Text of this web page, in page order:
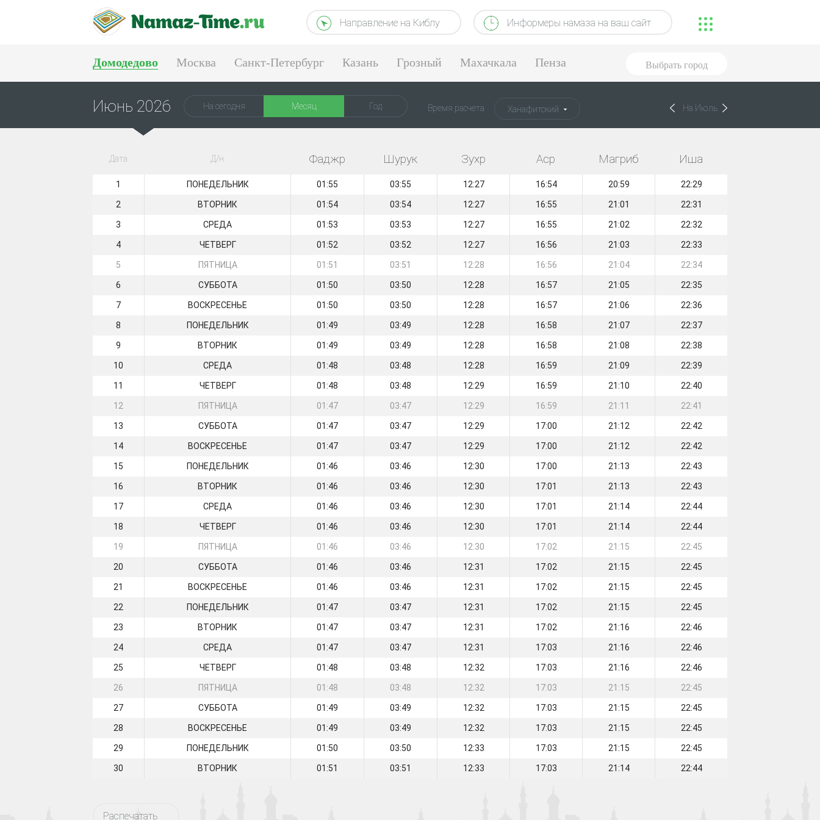
Информеры намаза на ваш сайт
Направление на Киблу
Домодедово Москва Санкт-Петербург Казань Грозный Махачкала Пенза Выбрать город
Июнь 2026 На сегодня Месяц Год Время расчета Ханафитский На Июль
Дата Д/н Фаджр Шурук Зухр Аср Магриб Иша
1 ПОНЕДЕЛЬНИК 01:55 03:55 12:27 16:54 20:59 22:29
2 ВТОРНИК 01:54 03:54 12:27 16:55 21:01 22:31
3 СРЕДА 01:53 03:53 12:27 16:55 21:02 22:32
4 ЧЕТВЕРГ 01:52 03:52 12:27 16:56 21:03 22:33
5 ПЯТНИЦА 01:51 03:51 12:28 16:56 21:04 22:34
6 СУББОТА 01:50 03:50 12:28 16:57 21:05 22:35
7 ВОСКРЕСЕНЬЕ 01:50 03:50 12:28 16:57 21:06 22:36
8 ПОНЕДЕЛЬНИК 01:49 03:49 12:28 16:58 21:07 22:37
9 ВТОРНИК 01:49 03:49 12:28 16:58 21:08 22:38
10 СРЕДА 01:48 03:48 12:28 16:59 21:09 22:39
11 ЧЕТВЕРГ 01:48 03:48 12:29 16:59 21:10 22:40
12 ПЯТНИЦА 01:47 03:47 12:29 16:59 21:11 22:41
13 СУББОТА 01:47 03:47 12:29 17:00 21:12 22:42
14 ВОСКРЕСЕНЬЕ 01:47 03:47 12:29 17:00 21:12 22:42
15 ПОНЕДЕЛЬНИК 01:46 03:46 12:30 17:00 21:13 22:43
16 ВТОРНИК 01:46 03:46 12:30 17:01 21:13 22:43
17 СРЕДА 01:46 03:46 12:30 17:01 21:14 22:44
18 ЧЕТВЕРГ 01:46 03:46 12:30 17:01 21:14 22:44
19 ПЯТНИЦА 01:46 03:46 12:30 17:02 21:15 22:45
20 СУББОТА 01:46 03:46 12:31 17:02 21:15 22:45
21 ВОСКРЕСЕНЬЕ 01:46 03:46 12:31 17:02 21:15 22:45
22 ПОНЕДЕЛЬНИК 01:47 03:47 12:31 17:02 21:15 22:45
23 ВТОРНИК 01:47 03:47 12:31 17:02 21:16 22:46
24 СРЕДА 01:47 03:47 12:31 17:03 21:16 22:46
25 ЧЕТВЕРГ 01:48 03:48 12:32 17:03 21:16 22:46
26 ПЯТНИЦА 01:48 03:48 12:32 17:03 21:15 22:45
27 СУББОТА 01:49 03:49 12:32 17:03 21:15 22:45
28 ВОСКРЕСЕНЬЕ 01:49 03:49 12:32 17:03 21:15 22:45
29 ПОНЕДЕЛЬНИК 01:50 03:50 12:33 17:03 21:15 22:45
30 ВТОРНИК 01:51 03:51 12:33 17:03 21:14 22:44
Распечатать